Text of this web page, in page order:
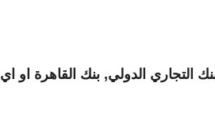
التجاري الدولي, بنك القاهرة او اي